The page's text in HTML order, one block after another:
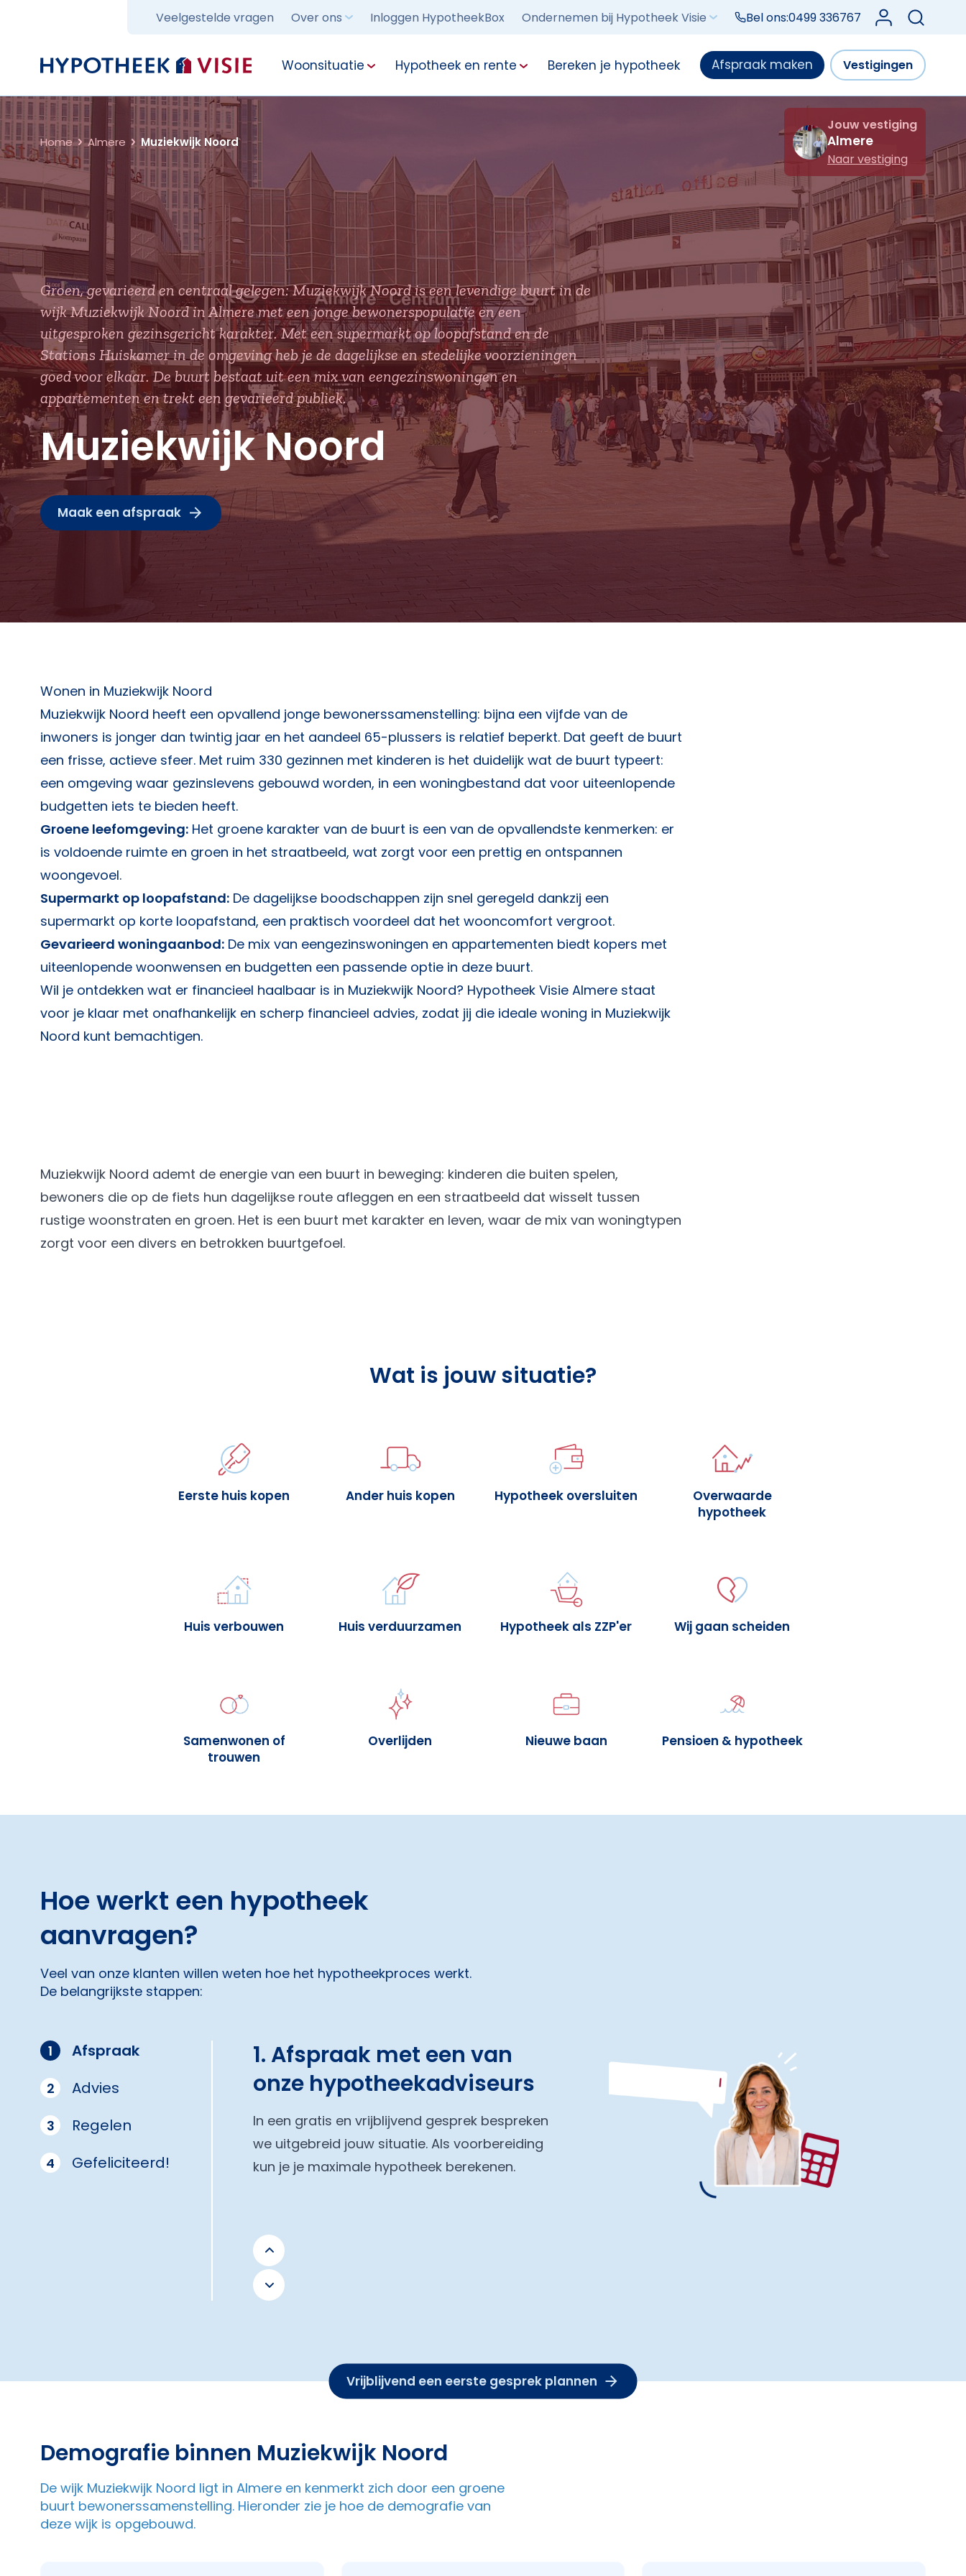
Veelgestelde vragen Over ons Inloggen HypotheekBox Ondernemen bij Hypotheek Visie Bel ons:0499 336767 Log in bij Mijn
Terug naar home Woonsituatie Hypotheek en rente Bereken je hypotheek Afspraak maken Vestigingen
Home Almere Muziekwijk Noord
Jouw vestiging
Almere
Naar vestiging
Groen, gevarieerd en centraal gelegen: Muziekwijk Noord is een levendige buurt in de
wijk Muziekwijk Noord in Almere met een jonge bewonerspopulatie en een
uitgesproken gezinsgericht karakter. Met een supermarkt op loopafstand en de
Stations Huiskamer in de omgeving heb je de dagelijkse en stedelijke voorzieningen
goed voor elkaar. De buurt bestaat uit een mix van eengezinswoningen en
appartementen en trekt een gevarieerd publiek.
Muziekwijk Noord
Maak een afspraak
Wonen in Muziekwijk Noord
Muziekwijk Noord heeft een opvallend jonge bewonerssamenstelling: bijna een vijfde van de
inwoners is jonger dan twintig jaar en het aandeel 65-plussers is relatief beperkt. Dat geeft de buurt
een frisse, actieve sfeer. Met ruim 330 gezinnen met kinderen is het duidelijk wat de buurt typeert:
een omgeving waar gezinslevens gebouwd worden, in een woningbestand dat voor uiteenlopende
budgetten iets te bieden heeft.
Groene leefomgeving: Het groene karakter van de buurt is een van de opvallendste kenmerken: er
is voldoende ruimte en groen in het straatbeeld, wat zorgt voor een prettig en ontspannen
woongevoel.
Supermarkt op loopafstand: De dagelijkse boodschappen zijn snel geregeld dankzij een
supermarkt op korte loopafstand, een praktisch voordeel dat het wooncomfort vergroot.
Gevarieerd woningaanbod: De mix van eengezinswoningen en appartementen biedt kopers met
uiteenlopende woonwensen en budgetten een passende optie in deze buurt.
Wil je ontdekken wat er financieel haalbaar is in Muziekwijk Noord? Hypotheek Visie Almere staat
voor je klaar met onafhankelijk en scherp financieel advies, zodat jij die ideale woning in Muziekwijk
Noord kunt bemachtigen.
Muziekwijk Noord ademt de energie van een buurt in beweging: kinderen die buiten spelen,
bewoners die op de fiets hun dagelijkse route afleggen en een straatbeeld dat wisselt tussen
rustige woonstraten en groen. Het is een buurt met karakter en leven, waar de mix van woningtypen
zorgt voor een divers en betrokken buurtgefoel.
Wat is jouw situatie?
Eerste huis kopen Ander huis kopen Hypotheek oversluiten
Overwaarde
hypotheek
Huis verbouwen Huis verduurzamen Hypotheek als ZZP'er Wij gaan scheiden
Samenwonen of
trouwen
Overlijden Nieuwe baan Pensioen & hypotheek
Hoe werkt een hypotheek
aanvragen?
Veel van onze klanten willen weten hoe het hypotheekproces werkt.
De belangrijkste stappen:
1 Afspraak
2 Advies
3 Regelen
4 Gefeliciteerd!
1. Afspraak met een van
onze hypotheekadviseurs
In een gratis en vrijblijvend gesprek bespreken
we uitgebreid jouw situatie. Als voorbereiding
kun je je maximale hypotheek berekenen.
Vrijblijvend een eerste gesprek plannen
Demografie binnen Muziekwijk Noord
De wijk Muziekwijk Noord ligt in Almere en kenmerkt zich door een groene
buurt bewonerssamenstelling. Hieronder zie je hoe de demografie van
deze wijk is opgebouwd.